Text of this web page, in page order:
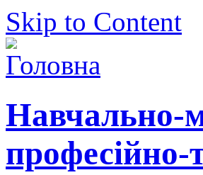
Skip to Content
Навчально-
професійно-